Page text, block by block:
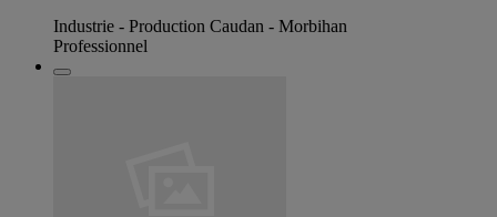
Industrie - Production Caudan - Morbihan
Professionnel